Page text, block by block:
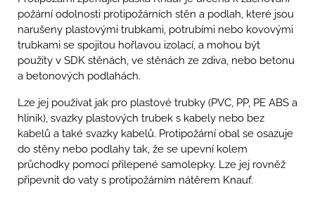
požární odolnosti protipožárních stěn a podlah, které jsou
narušeny plastovými trubkami, potrubími nebo kovovými
trubkami se spojitou hořlavou izolací, a mohou být
použity v SDK stěnách, ve stěnách ze zdiva, nebo betonu
a betonových podlahách.
Lze jej používat jak pro plastové trubky (PVC, PP, PE ABS a
hliník), svazky plastových trubek s kabely nebo bez
kabelů a také svazky kabelů. Protipožární obal se osazuje
do stěny nebo podlahy tak, že se upevní kolem
průchodky pomocí přilepené samolepky. Lze jej rovněž
připevnit do vaty s protipožárním nátěrem Knauf.